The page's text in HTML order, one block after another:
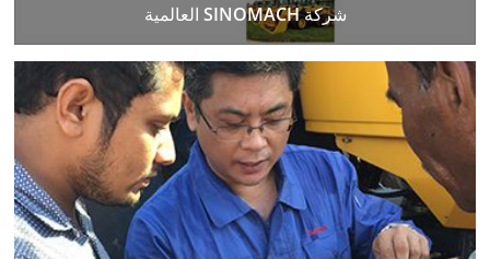
شركة SINOMACH العالمية